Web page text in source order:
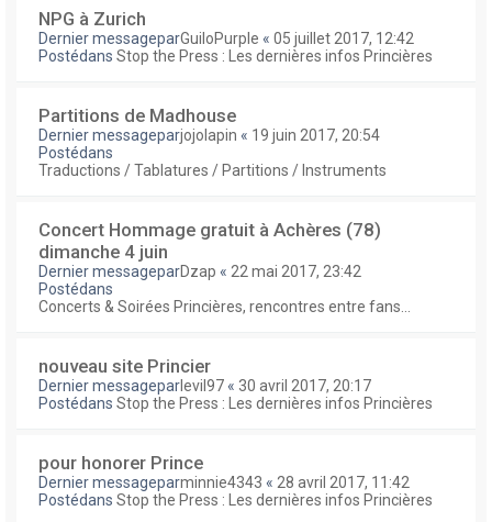
NPG à Zurich
Dernier messageparGuiloPurple « 05 juillet 2017, 12:42
Postédans Stop the Press : Les dernières infos Princières
Partitions de Madhouse
Dernier messageparjojolapin « 19 juin 2017, 20:54
Postédans
Traductions / Tablatures / Partitions / Instruments
Concert Hommage gratuit à Achères (78)
dimanche 4 juin
Dernier messageparDzap « 22 mai 2017, 23:42
Postédans
Concerts & Soirées Princières, rencontres entre fans...
nouveau site Princier
Dernier messageparlevil97 « 30 avril 2017, 20:17
Postédans Stop the Press : Les dernières infos Princières
pour honorer Prince
Dernier messageparminnie4343 « 28 avril 2017, 11:42
Postédans Stop the Press : Les dernières infos Princières